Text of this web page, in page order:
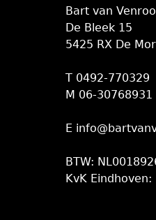
Bart van
De Bleek 15
5425 RX De
T 0492-770329
M 06-30768931
E
BTW:
KvK Eindhoven: